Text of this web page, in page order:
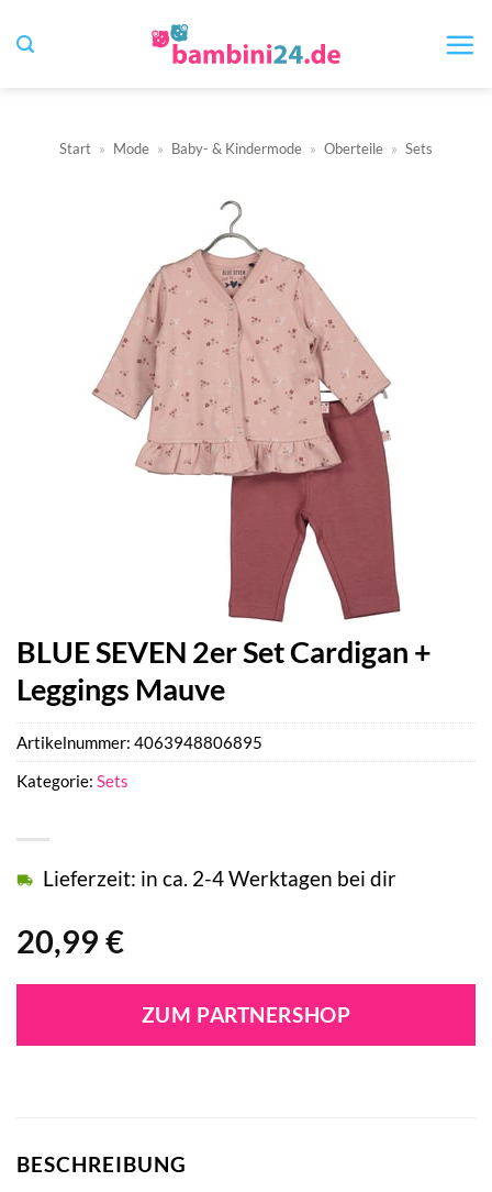
Inhalt
Start » Mode » Baby- & Kindermode » Oberteile » Sets
BLUE SEVEN 2er Set Cardigan +
Leggings Mauve
20,99 €
Lieferzeit: in ca. 2-4 Werktagen bei dir
ZUM PARTNERSHOP
Artikelnummer: 4063948806895
Kategorie: Sets
BESCHREIBUNG